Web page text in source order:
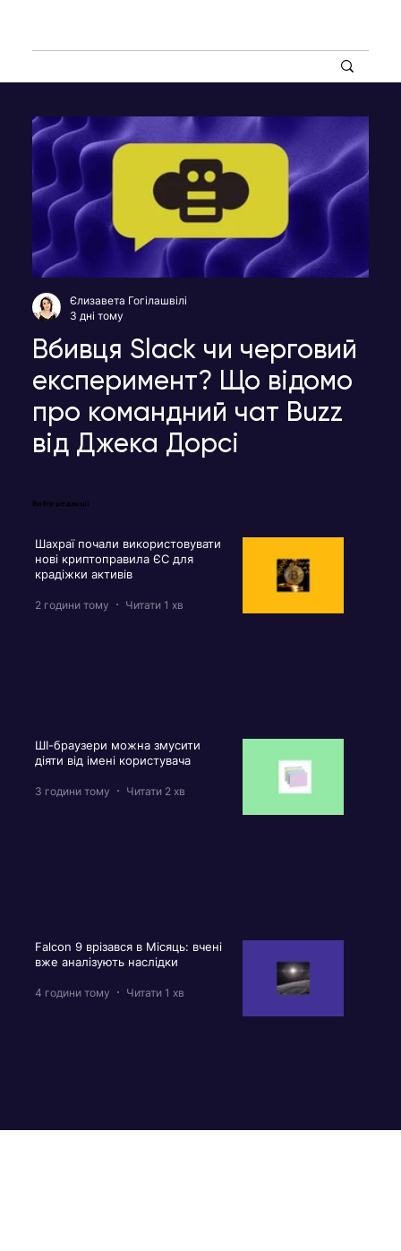
Вбивця Slack чи черговий
експеримент? Що відомо
про командний чат Buzz
від Джека Дорсі
Єлизавета Гогілашвілі
3 дні тому
Вибір редакції
Шахраї почали використовувати
нові криптоправила ЄС для
крадіжки активів
2 години тому Читати 1 хв
ШІ-браузери можна змусити
діяти від імені користувача
3 години тому Читати 2 хв
Falcon 9 врізався в Місяць: вчені
вже аналізують наслідки
4 години тому Читати 1 хв